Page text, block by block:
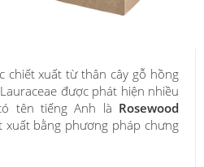
chiết xuất từ thân cây gỗ hồng
được phát hiện nhiều
tên tiếng Anh là Rosewood
xuất bằng phương pháp chưng